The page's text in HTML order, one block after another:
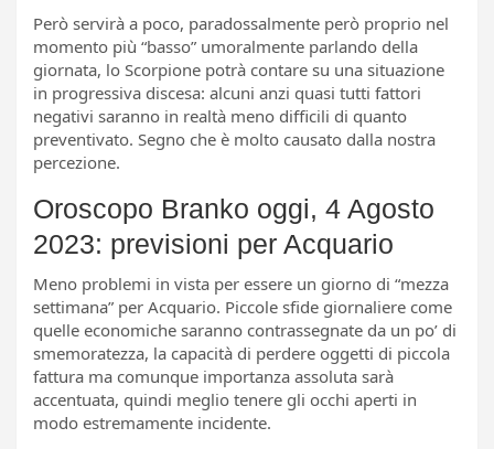
Però servirà a poco, paradossalmente però proprio nel
momento più “basso” umoralmente parlando della
giornata, lo Scorpione potrà contare su una situazione
in progressiva discesa: alcuni anzi quasi tutti fattori
negativi saranno in realtà meno difficili di quanto
preventivato. Segno che è molto causato dalla nostra
percezione.
Oroscopo Branko oggi, 4 Agosto
2023: previsioni per Acquario
Meno problemi in vista per essere un giorno di “mezza
settimana” per Acquario. Piccole sfide giornaliere come
quelle economiche saranno contrassegnate da un po’ di
smemoratezza, la capacità di perdere oggetti di piccola
fattura ma comunque importanza assoluta sarà
accentuata, quindi meglio tenere gli occhi aperti in
modo estremamente incidente.